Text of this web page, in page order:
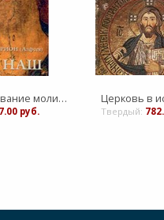
Отче наш. Толкование молитвы
руб.
Церковь в
Твердый: